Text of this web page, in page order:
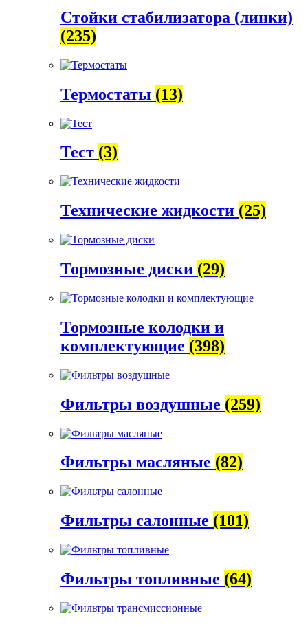
Стойки стабилизатора (линки)
(235)
Термостаты (13)
Тест (3)
Технические жидкости (25)
Тормозные диски (29)
Тормозные колодки и
комплектующие (398)
Фильтры воздушные (259)
Фильтры масляные (82)
Фильтры салонные (101)
Фильтры топливные (64)